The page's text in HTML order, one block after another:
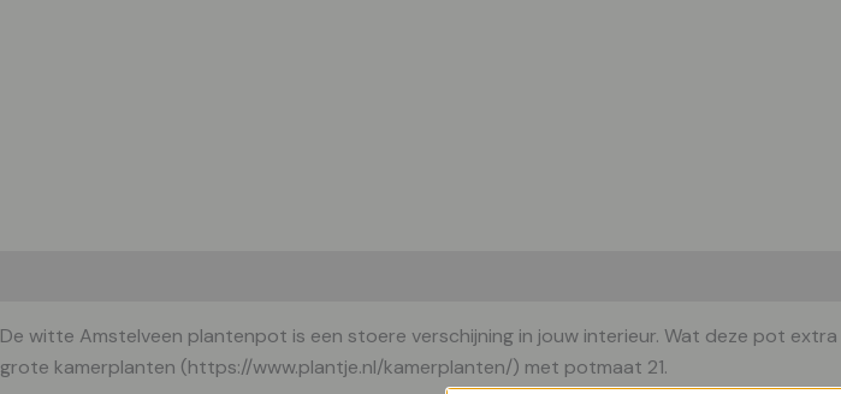
De witte Amstelveen plantenpot is een stoere verschijning in jouw interieur. Wat deze pot
grote kamerplanten (https://www.plantje.nl/kamerplanten/) met potmaat 21.